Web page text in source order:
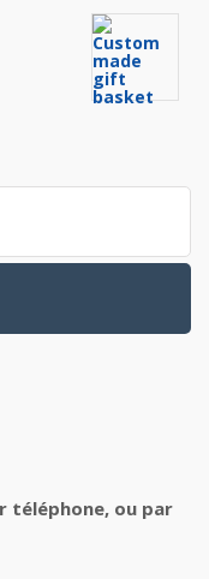
téléphone, ou par